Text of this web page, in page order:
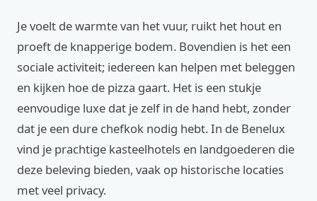
Je voelt de warmte van het vuur, ruikt het hout en
proeft de knapperige bodem. Bovendien is het een
sociale activiteit; iedereen kan helpen met beleggen
en kijken hoe de pizza gaart. Het is een stukje
eenvoudige luxe dat je zelf in de hand hebt, zonder
dat je een dure chefkok nodig hebt. In de Benelux
vind je prachtige kasteelhotels en landgoederen die
deze beleving bieden, vaak op historische locaties
met veel privacy.